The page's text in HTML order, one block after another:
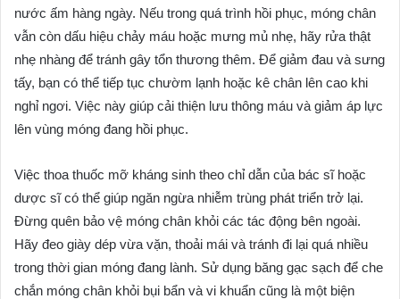
nước ấm hàng ngày. Nếu trong quá trình hồi phục, móng chân
vẫn còn dấu hiệu chảy máu hoặc mưng mủ nhẹ, hãy rửa thật
nhẹ nhàng để tránh gây tổn thương thêm. Để giảm đau và sưng
tấy, bạn có thể tiếp tục chườm lạnh hoặc kê chân lên cao khi
nghỉ ngơi. Việc này giúp cải thiện lưu thông máu và giảm áp lực
lên vùng móng đang hồi phục.
Việc thoa thuốc mỡ kháng sinh theo chỉ dẫn của bác sĩ hoặc
dược sĩ có thể giúp ngăn ngừa nhiễm trùng phát triển trở lại.
Đừng quên bảo vệ móng chân khỏi các tác động bên ngoài.
Hãy đeo giày dép vừa vặn, thoải mái và tránh đi lại quá nhiều
trong thời gian móng đang lành. Sử dụng băng gạc sạch để che
chắn móng chân khỏi bụi bẩn và vi khuẩn cũng là một biện